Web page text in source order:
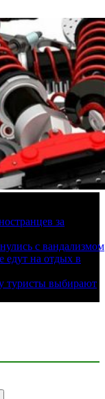
за
с вандализмом
едут на отдых в
туристы выбирают